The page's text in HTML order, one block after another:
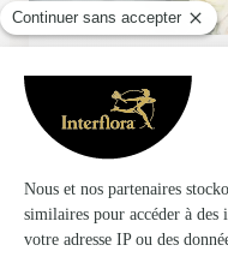
Filiflor
Aumale
★★
4.7 (188)
21, rue Nationale
Voir la boutique